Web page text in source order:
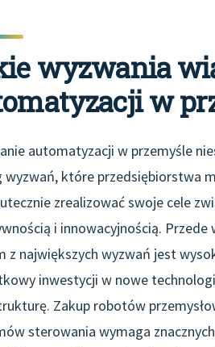
wyzwania
w
automatyzacji w przemyśle
wyzwań, które przedsiębiorstwa
zrealizować swoje cele
i innowacyjnością. Przede
z największych wyzwań jest
inwestycji w nowe
Zakup robotów
sterowania wymaga